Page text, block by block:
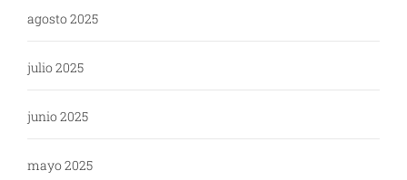
agosto 2025
julio 2025
junio 2025
mayo 2025